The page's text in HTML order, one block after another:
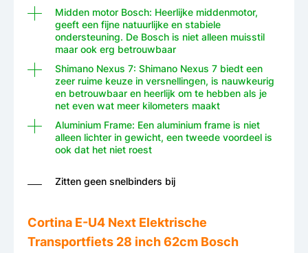
Midden motor Bosch: Heerlijke middenmotor,
geeft een fijne natuurlijke en stabiele
ondersteuning. De Bosch is niet alleen muisstil
maar ook erg betrouwbaar
Shimano Nexus 7: Shimano Nexus 7 biedt een
zeer ruime keuze in versnellingen, is nauwkeurig
en betrouwbaar en heerlijk om te hebben als je
net even wat meer kilometers maakt
Aluminium Frame: Een aluminium frame is niet
alleen lichter in gewicht, een tweede voordeel is
ook dat het niet roest
Zitten geen snelbinders bij
Cortina E-U4 Next Elektrische
Transportfiets 28 inch 62cm Bosch